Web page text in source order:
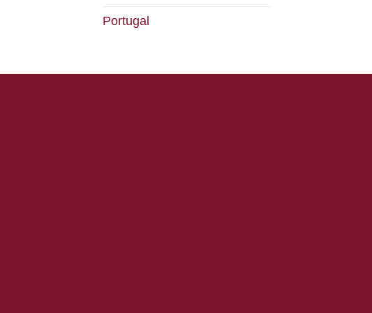
Portugal